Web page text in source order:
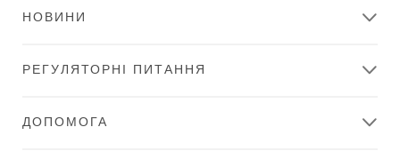
НОВИНИ
РЕГУЛЯТОРНІ ПИТАННЯ
ДОПОМОГА